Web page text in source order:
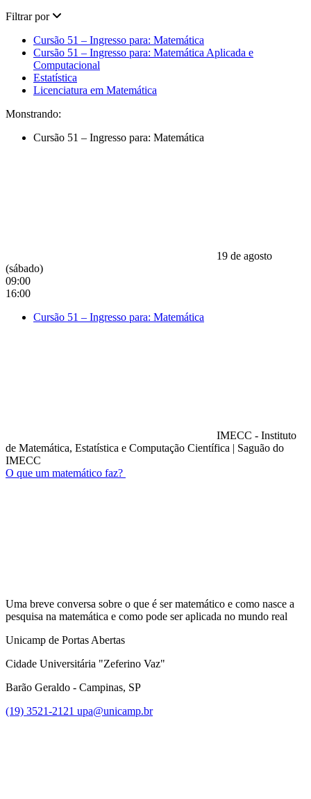
Filtrar por
Cursão 51 – Ingresso para: Matemática
Cursão 51 – Ingresso para: Matemática Aplicada e
Computacional
Estatística
Licenciatura em Matemática
Monstrando:
Cursão 51 – Ingresso para: Matemática
19 de agosto
(sábado)
09:00
16:00
Cursão 51 – Ingresso para: Matemática
IMECC - Instituto
de Matemática, Estatística e Computação Científica | Saguão do
IMECC
O que um matemático faz?
Uma breve conversa sobre o que é ser matemático e como nasce a
pesquisa na matemática e como pode ser aplicada no mundo real
Unicamp de Portas Abertas
Cidade Universitária "Zeferino Vaz"
Barão Geraldo - Campinas, SP
(19) 3521-2121 upa@unicamp.br